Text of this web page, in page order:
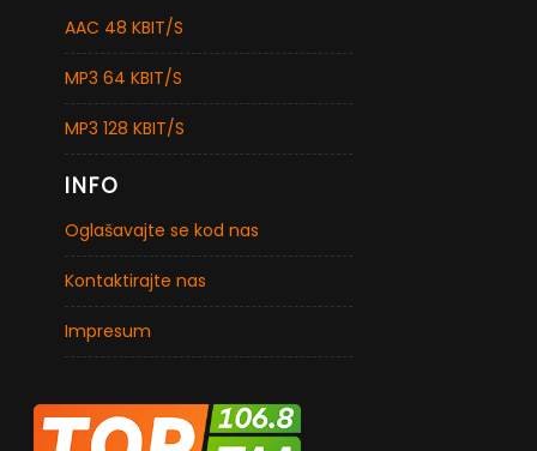
AAC 48 KBIT/S
MP3 64 KBIT/S
MP3 128 KBIT/S
INFO
Oglašavajte se kod nas
Kontaktirajte nas
Impresum